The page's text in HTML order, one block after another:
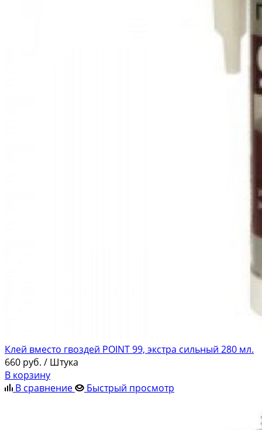
Клей вместо гвоздей POINT 99, экстра сильный 280 мл.
660 руб. / Штука
В корзину
В сравнение
Быстрый просмотр